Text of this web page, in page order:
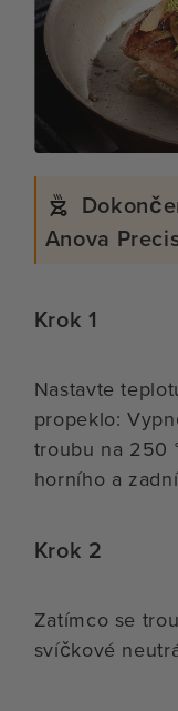
Anova
Krok 1
Nastavte
propeklo:
troubu na 250
horního a
Krok 2
Zatímco se
svíčkové